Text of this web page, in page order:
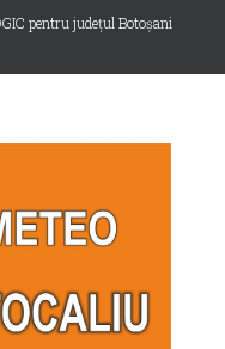
pentru județul Botoșani